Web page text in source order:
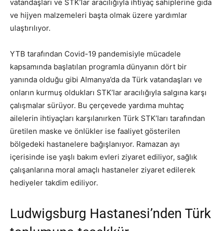
vatandaşları ve STK’lar aracılığıyla ihtiyaç sahiplerine gıda
ve hijyen malzemeleri başta olmak üzere yardımlar
ulaştırılıyor.
YTB tarafından Covid-19 pandemisiyle mücadele
kapsamında başlatılan programla dünyanın dört bir
yanında olduğu gibi Almanya’da da Türk vatandaşları ve
onların kurmuş oldukları STK’lar aracılığıyla salgına karşı
çalışmalar sürüyor. Bu çerçevede yardıma muhtaç
ailelerin ihtiyaçları karşılanırken Türk STK’ları tarafından
üretilen maske ve önlükler ise faaliyet gösterilen
bölgedeki hastanelere bağışlanıyor. Ramazan ayı
içerisinde ise yaşlı bakım evleri ziyaret ediliyor, sağlık
çalışanlarına moral amaçlı hastaneler ziyaret edilerek
hediyeler takdim ediliyor.
Ludwigsburg Hastanesi’nden Türk